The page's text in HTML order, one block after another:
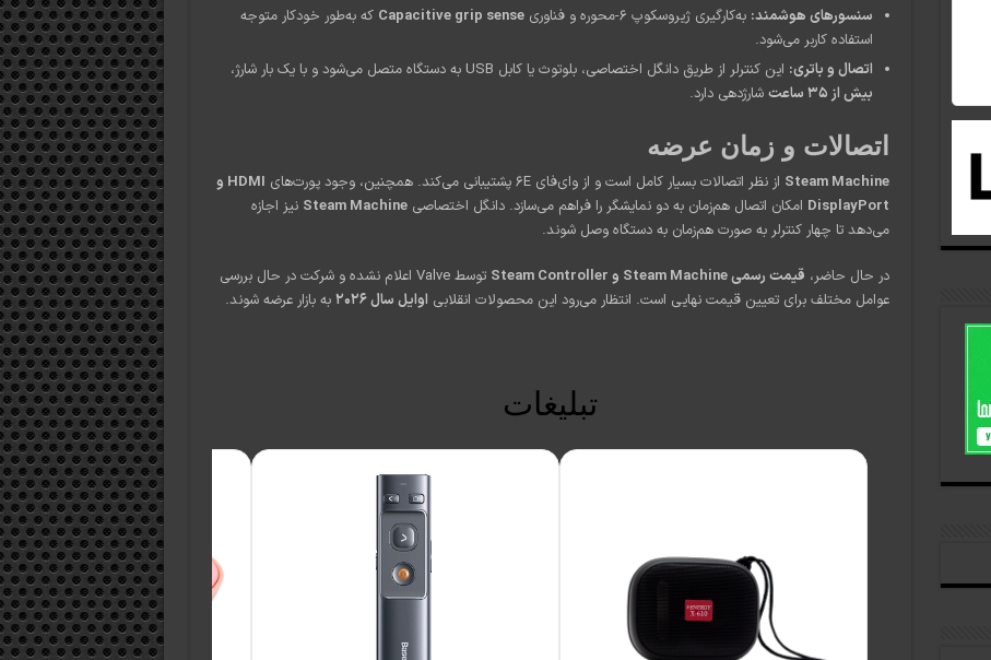
سنسورهای هوشمند: به‌کارگیری ژیروسکوپ ۶-محوره و فناوری Capacitive grip sense که به‌طور خودکار متوجه
استفاده کاربر می‌شود.
اتصال و باتری: این کنترلر از طریق دانگل اختصاصی، بلوتوث یا کابل USB به دستگاه متصل می‌شود و با یک بار شارژ،
بیش از ۳۵ ساعت
شارژدهی دارد.
اتصالات و زمان عرضه
Steam Machine از نظر اتصالات بسیار کامل است و از وای‌فای 6E پشتیبانی می‌کند. همچنین، وجود پورت‌های
HDMI و
DisplayPort امکان اتصال هم‌زمان به دو نمایشگر را فراهم می‌سازد. دانگل اختصاصیSteam Machine نیز اجازه
می‌دهد تا چهار کنترلر به صورت هم‌زمان به دستگاه وصل شوند.
در حال حاضر، قیمت رسمی Steam Machine و Steam Controller
توسط Valve اعلام نشده و شرکت در حال بررسی
عوامل مختلف برای تعیین قیمت نهایی است. انتظار می‌رود این محصولات انقلابی اوایل سال ۲۰۲۶ به بازار عرضه شوند.
تبلیغات